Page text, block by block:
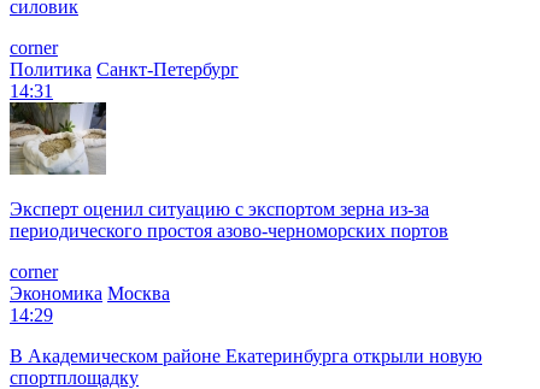
силовик
corner
Политика Санкт-Петербург
14:31
Эксперт оценил ситуацию с экспортом зерна из-за
периодического простоя азово-черноморских портов
corner
Экономика Москва
14:29
В Академическом районе Екатеринбурга открыли новую
спортплощадку